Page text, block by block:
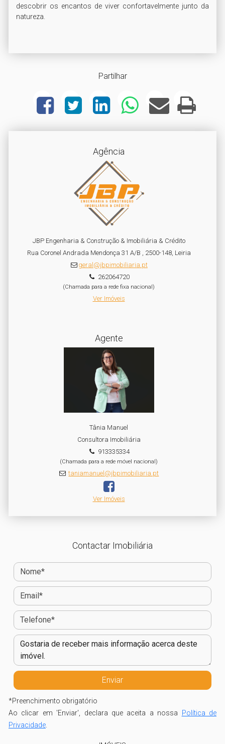
Partilhar
Agência
JBP Engenharia & Construção & Imobiliária & Crédito
Rua Coronel Andrada Mendonça 31 A/B , 2500-148, Leiria
geral@jbpimobiliaria.pt
262064720
(Chamada para a rede fixa nacional)
Ver Imóveis
Agente
Tânia Manuel
Consultora Imobiliária
913335334
(Chamada para a rede móvel nacional)
taniamanuel@jbpimobiliaria.pt
Ver Imóveis
Contactar Imobiliária
*Preenchimento obrigatório
Ao clicar em 'Enviar', declara que aceita a nossa Política de
Privacidade
descobrir os encantos de viver confortavelmente junto da
natureza.